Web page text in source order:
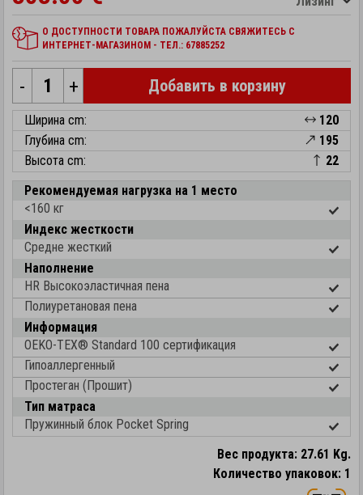
О ДОСТУПНОСТИ ТОВАРА ПОЖАЛУЙСТА СВЯЖИТЕСЬ С
ИНТЕРНЕТ-МАГАЗИНОМ - ТЕЛ.: 67885252
- + Добавить в корзину
Ширина cm:
120
Глубина cm:
195
Высота cm:
22
Рекомендуемая нагрузка на 1 место
<160 кг
Индекс жесткости
Средне жесткий
Наполнение
HR Высокоэластичная пена
Полиуретановая пена
Информация
OEKO-TEX® Standard 100 cертификация
Гипоаллергенный
Простеган (Прошит)
Тип матраса
Пружинный блок Pocket Spring
Вес продукта: 27.61 Kg.
Количество упаковок: 1